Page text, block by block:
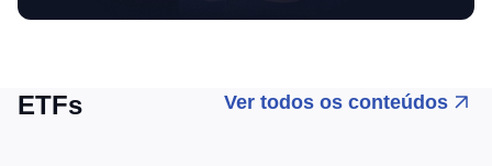
ETFs Ver todos os conteúdos